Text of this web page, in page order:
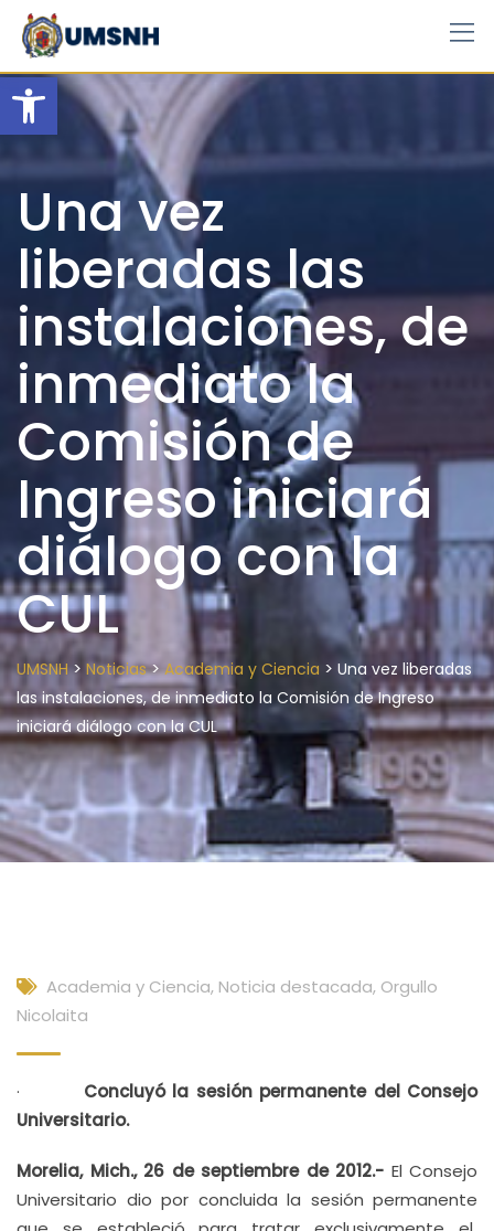
Open toolbar
Skip
content
Una vez
liberadas las
instalaciones, de
inmediato la
Comisión de
Ingreso iniciará
diálogo con la
CUL
UMSNH> Noticias>Academia y Ciencia > Una vez liberadas
las instalaciones, de inmediato la Comisión de Ingreso
iniciará diálogo con la CUL
Academia y Ciencia, Noticia destacada, Orgullo
Nicolaita
· Concluyó la sesión permanente del Consejo
Universitario.
Morelia, Mich., 26 de septiembre de 2012.- El Consejo
Universitario dio por concluida la sesión permanente